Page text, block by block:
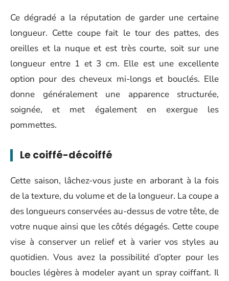
Ce dégradé a la réputation de garder une certaine
longueur. Cette coupe fait le tour des pattes, des
oreilles et la nuque et est très courte, soit sur une
longueur entre 1 et 3 cm. Elle est une excellente
option pour des cheveux mi-longs et bouclés. Elle
donne généralement une apparence structurée,
soignée, et met également en exergue les
pommettes.
Le coiffé-décoiffé
Cette saison, lâchez-vous juste en arborant à la fois
de la texture, du volume et de la longueur. La coupe a
des longueurs conservées au-dessus de votre tête, de
votre nuque ainsi que les côtés dégagés. Cette coupe
vise à conserver un relief et à varier vos styles au
quotidien. Vous avez la possibilité d’opter pour les
boucles légères à modeler ayant un spray coiffant. Il